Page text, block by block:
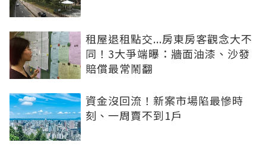
租屋退租點交...房東房客觀念大不
同！3大爭端曝：牆面油漆、沙發
賠償最常鬧翻
資金沒回流！新案市場陷最慘時
刻、一周賣不到1戶